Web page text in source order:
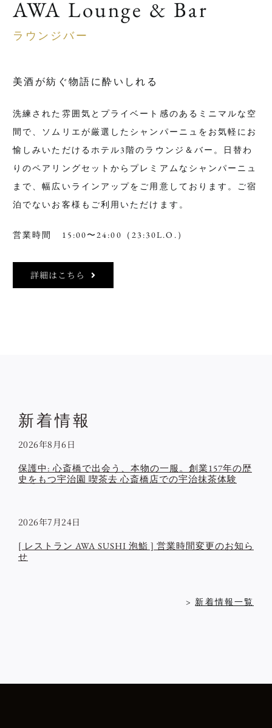
AWA Lounge & Bar
ラウンジバー
美酒が紡ぐ物語に酔いしれる
洗練された雰囲気とプライベート感のあるミニマルな空
間で、ソムリエが厳選したシャンパーニュをお気軽にお
愉しみいただけるホテル3階のラウンジ＆バー。日替わ
りのペアリングセットからプレミアムなシャンパーニュ
まで、幅広いラインアップをご用意しております。ご宿
泊でないお客様もご利用いただけます。
営業時間 15:00〜24:00（23:30L.O.）
詳細はこちら
新着情報
2026年8月6日
保護中: 心斎橋で出会う、本物の一服。創業157年の歴
史をもつ宇治園 喫茶去 心斎橋店での宇治抹茶体験
2026年7月24日
[ レストラン AWA SUSHI 泡鮨 ] 営業時間変更のお知ら
せ
> 新着情報一覧